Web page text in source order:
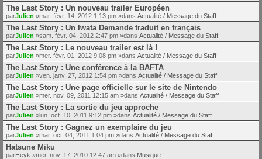
The Last Story : Un nouveau trailer Européen
parJulien »mar. févr. 14, 2012 1:13 pm »dans Actualité / Message du Staff
The Last Story : Un Iwata Demande traduit en français
parJulien »sam. févr. 04, 2012 2:47 pm »dans Actualité / Message du Staff
The Last Story : Le nouveau trailer est là !
parJulien »mer. févr. 01, 2012 9:08 pm »dans Actualité / Message du Staff
The Last Story : Une conférence à la BAFTA
parJulien »ven. janv. 27, 2012 1:54 pm »dans Actualité / Message du Staff
The Last Story : Une page officielle sur le site de Nintendo
parJulien »mer. nov. 09, 2011 12:15 am »dans Actualité / Message du Staff
The Last Story : La sortie du jeu approche
parJulien »lun. oct. 10, 2011 9:12 pm »dans Actualité / Message du Staff
The Last Story : Gagnez un exemplaire du jeu
parJulien »mar. oct. 04, 2011 1:04 pm »dans Actualité / Message du Staff
Hatsune Miku
parHeyk »mer. nov. 17, 2010 12:47 am »dans Musique